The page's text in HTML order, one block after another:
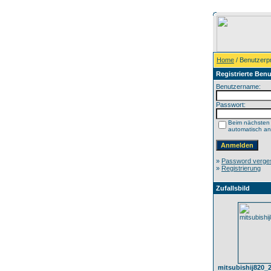
Home /
Registrierte
Benutzername:
Passwort:
Beim nächsten
automatisch
» Password
» Registrierung
Zufallsbild